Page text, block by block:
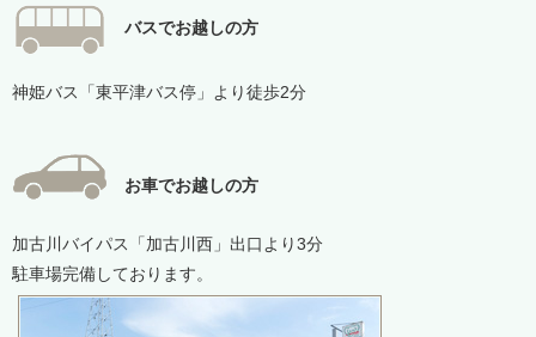
バスでお越しの方
神姫バス「東平津バス停」より徒歩2分
お車でお越しの方
加古川バイパス「加古川西」出口より3分
駐車場完備しております。